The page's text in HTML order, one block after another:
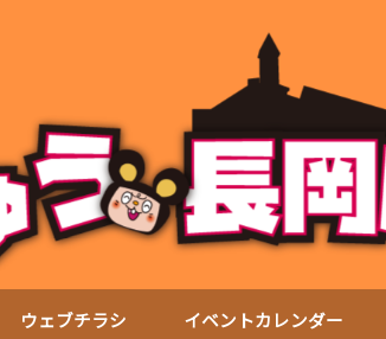
ウェブチラシ イベントカレンダー